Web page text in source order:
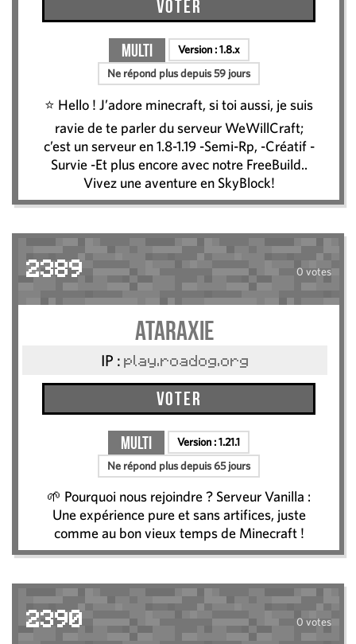
Voter
Multi Version :1.8.x
Ne répond plus depuis 59 jours
⭐ Hello ! J’adore minecraft, si toi aussi, je suis
ravie de te parler du serveur WeWillCraft;
c’est un serveur en 1.8-1.19 -Semi-Rp, -Créatif -
Survie -Et plus encore avec notre FreeBuild..
Vivez une aventure en SkyBlock!
2389 0 votes
Ataraxie
IP : play.roadog.org
Voter
Multi Version :1.21.1
Ne répond plus depuis 65 jours
🌱 Pourquoi nous rejoindre ? Serveur Vanilla :
Une expérience pure et sans artifices, juste
comme au bon vieux temps de Minecraft !
2390 0 votes